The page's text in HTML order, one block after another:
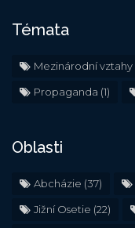
Témata
Mezinárodní vztahy
Propaganda (1)
Oblasti
Abcházie (37)
Jižní Osetie (22)